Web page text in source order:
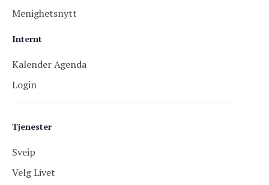
Tjenester
Sveip
Velg Livet
Menighetsnytt
Internt
Kalender Agenda
Login